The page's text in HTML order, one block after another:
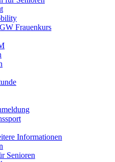
Frauenkurs
Informationen
Senioren